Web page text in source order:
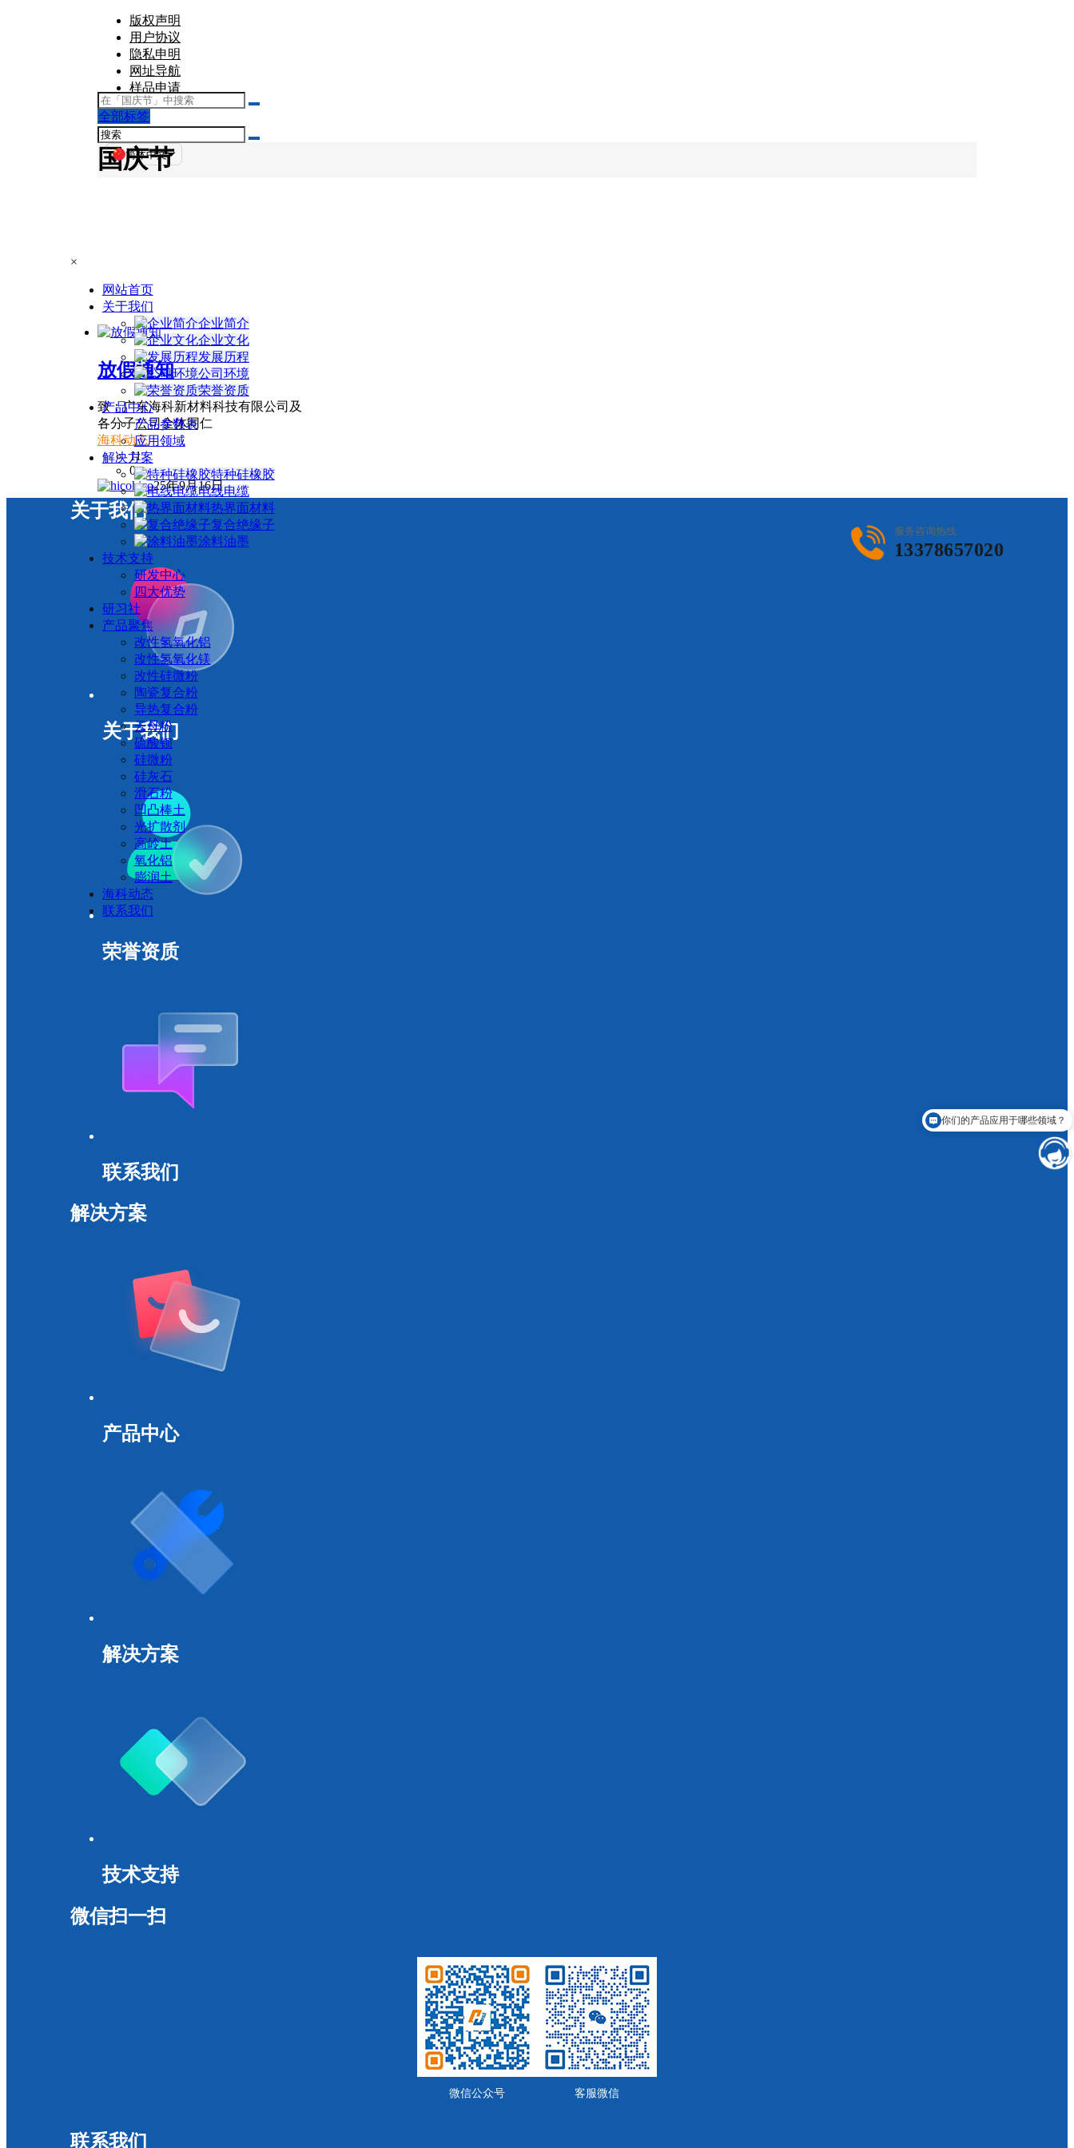
版权声明
用户协议
隐私申明
网址导航
样品申请
文章
简体中文
服务咨询热线
13378657020
×
网站首页
关于我们
企业简介
企业文化
发展历程
公司环境
荣誉资质
产品中心
产品参数表
应用领域
解决方案
特种硅橡胶
电线电缆
热界面材料
复合绝缘子
涂料油墨
技术支持
研发中心
四大优势
研习社
产品聚焦
改性氢氧化铝
改性氢氧化镁
改性硅微粉
陶瓷复合粉
导热复合粉
云母粉
硫酸钡
硅微粉
硅灰石
滑石粉
凹凸棒土
光扩散剂
高岭土
氧化铝
膨润土
海科动态
联系我们
全部标签
国庆节
放假通知
致：广东海科新材料科技有限公司及
各分子公司全体同仁
海科动态
11
0
hico25年9月16日
关于我们
关于我们
荣誉资质
联系我们
解决方案
产品中心
解决方案
技术支持
微信扫一扫
微信公众号 客服微信
联系我们
你们的产品应用于哪些领域？
你们有哪些粉体产品？